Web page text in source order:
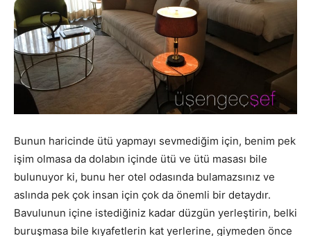
Bunun haricinde ütü yapmayı sevmediğim için, benim pek
işim olmasa da dolabın içinde ütü ve ütü masası bile
bulunuyor ki, bunu her otel odasında bulamazsınız ve
aslında pek çok insan için çok da önemli bir detaydır.
Bavulunun içine istediğiniz kadar düzgün yerleştirin, belki
buruşmasa bile kıyafetlerin kat yerlerine, giymeden önce